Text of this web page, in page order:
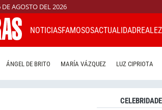
DE AGOSTO DEL 2026
NOTICIASFAMOSOSACTUALIDAD
ÁNGEL DE BRITO MARÍA VÁZQUEZ LUZ CIPRIOTA